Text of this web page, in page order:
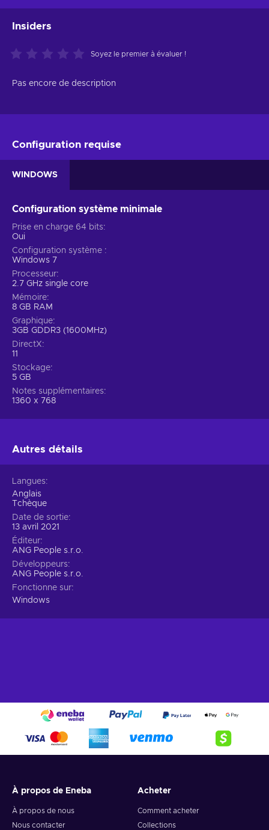
Insiders
Soyez le premier à évaluer !
Pas encore de description
Configuration requise
WINDOWS
Configuration système minimale
Prise en charge 64 bits
Oui
Configuration système
Windows 7
Processeur
2.7 GHz single core
Mémoire
8 GB RAM
Graphique
3GB GDDR3 (1600MHz)
DirectX
11
Stockage
5 GB
Notes supplémentaires
1360 x 768
Autres détails
Langues
Anglais
Tchèque
Date de sortie
13 avril 2021
Éditeur
ANG People s.r.o.
Développeurs
ANG People s.r.o.
Fonctionne sur
Windows
À propos de Eneba
À propos de nous
Nous contacter
Acheter
Comment acheter
Collections